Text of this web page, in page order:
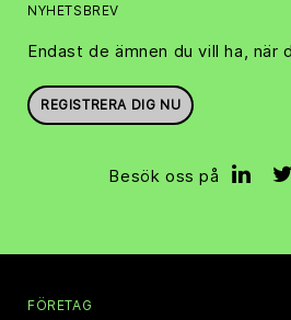
NYHETSBREV
Endast de ämnen du vill ha, när
REGISTRERA DIG NU
Besök oss på
FÖRETAG